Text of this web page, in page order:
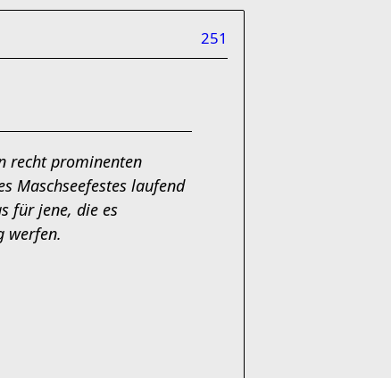
251
recht prominenten
Maschseefestes laufend
für jene, die es
werfen.